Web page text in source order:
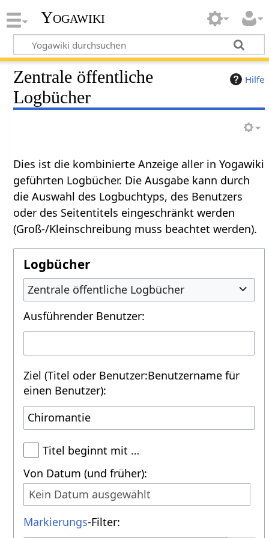
Yogawiki
Hilfe
Zentrale öffentliche
Logbücher
Dies ist die kombinierte Anzeige aller in Yogawiki
geführten Logbücher. Die Ausgabe kann durch
die Auswahl des Logbuchtyps, des Benutzers
oder des Seitentitels eingeschränkt werden
(Groß-/Kleinschreibung muss beachtet werden).
Logbücher
Zentrale öffentliche Logbücher
Ausführender Benutzer:
Ziel (Titel oder Benutzer:Benutzername für
einen Benutzer):
Titel beginnt mit …
Von Datum (und früher):
Kein Datum ausgewählt
Markierungs-Filter: